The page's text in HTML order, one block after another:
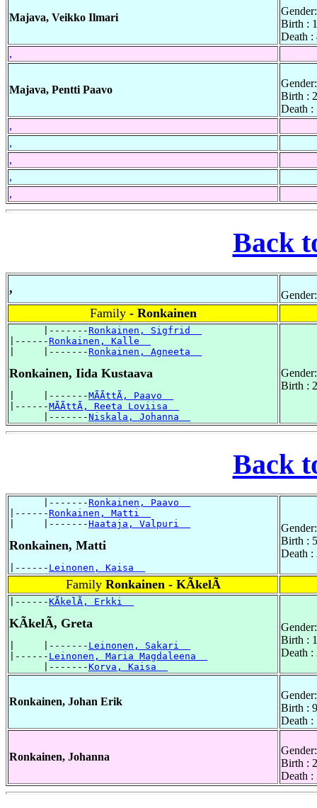
Majava, Veikko Ilmari
Birth :
Death :
,
Majava, Pentti Paavo
Birth :
Death :
,
,
,
,
,
Back
,
Family - Ronkainen
      |-------
Ronkainen, Sigfrid
|------Ronkainen, Kalle
|     |-------Ronkainen, Agneeta
Ronkainen, Iida Kustaava
|     |-------MÃÃttÃ, Paavo
|------MÃÃttÃ, Reeta Loviisa
      |-------
Niskala, Johanna
Birth :
Back
      |-------
Ronkainen, Paavo
|------Ronkainen, Matti
|     |-------Haataja, Valpuri
Ronkainen, Matti
|------ Leinonen, Kaisa
Birth :
Death :
Family Ronkainen - KÃkelÃ
|------KÃkelÃ, Erkki
KÃkelÃ, Greta
|     |------- Leinonen, Sakari
|------ Leinonen, Maria Magdaleena
      |-------
Korva, Kaisa
Birth :
Death :
Ronkainen, Johan Erik
Birth :
Death :
Ronkainen, Johanna
Birth :
Death :